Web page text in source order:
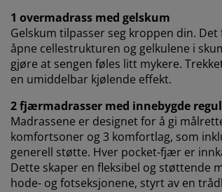
1 overmadrass med gelskum
Gelskum tilpasser seg kroppen din.
åpne cellestrukturen og gelkulene i
gjøre at sengen føles litt mykere.
en umiddelbar kjølende effekt.
2 fjærmadrasser med innebygde
Madrassene er designet for å gi
komfortsoner og 3 komfortlag, som
generell støtte. Hver pocket-fjær er
Dette skaper en fleksibel og støttende
hode- og fotseksjonene, styrt av en